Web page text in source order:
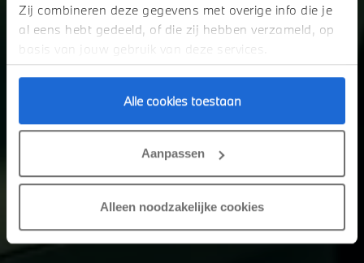
Zij combineren deze gegevens met overige info die je
al eens hebt gedeeld, of die zij hebben verzameld, op
basis van jouw gebruik van deze services.
Alle cookies toestaan
Aanpassen
Alleen noodzakelijke cookies
Bekijk het aanbod